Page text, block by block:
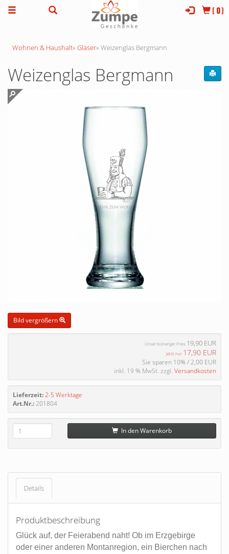
( 0)
Wohnen & Haushalt» Gläser» Weizenglas Bergmann
Weizenglas Bergmann
Bild vergrößern
Unser bisheriger Preis 19,90 EUR
Jetzt nur 17,90 EUR
Sie sparen 10% / 2,00 EUR
inkl. 19 % MwSt. zzgl. Versandkosten
Lieferzeit:2-5 Werktage
Art.Nr.:201804
In den Warenkorb
Details
Produktbeschreibung
Glück auf, der Feierabend naht! Ob im Erzgebirge
oder einer anderen Montanregion, ein Bierchen nach